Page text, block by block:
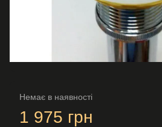
Немає в наявності
1 975 грн